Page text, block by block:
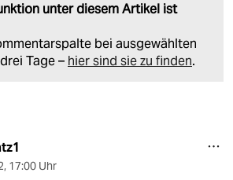
unter diesem Artikel ist
bei ausgewählten
Tage – hier sind sie zu finden.
, 17:00 Uhr